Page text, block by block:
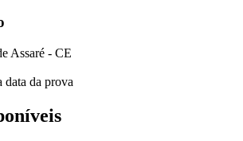
Assaré - CE
data da prova